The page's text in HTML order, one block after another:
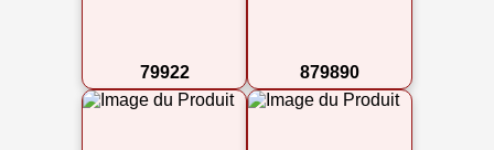
79922 879890